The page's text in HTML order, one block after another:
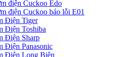
điện Cuckoo Edo
điện Cuckoo báo lỗi E01
Điện Tiger
Điện Toshiba
Điện Sharp
Điện Panasonic
Điện Long Biên